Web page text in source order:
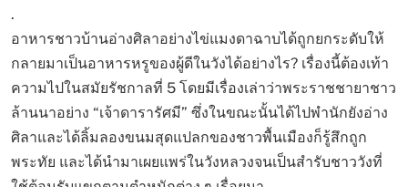
.
อาหารชาวบ้านอ่างศิลาอย่างไข่แมงดาฉาบได้ถูกยกระดับให้
กลายมาเป็นอาหารหรูของผู้ดีในวังได้อย่างไร? เรื่องนี้ต้องเท้า
ความไปในสมัยรัชกาลที่ 5 โดยมีเรื่องเล่าว่าพระราชชายาชาว
ล้านนาอย่าง “เจ้าดารารัศมี” ซึ่งในขณะนั้นได้ไปพำนักยังอ่าง
ศิลาและได้ลิ้มลองขนมสุดแปลกของชาวพื้นเมืองก็รู้สึกถูก
พระทัย และได้นำมาเผยแพร่ในวังหลวงจนเป็นสำรับชาววังที่